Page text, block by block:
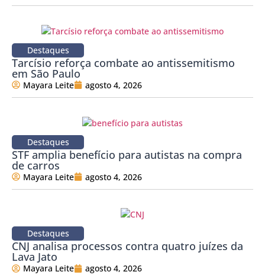
Destaques
Tarcísio reforça combate ao antissemitismo
em São Paulo
Mayara Leite agosto 4, 2026
Destaques
STF amplia benefício para autistas na compra
de carros
Mayara Leite agosto 4, 2026
Destaques
CNJ analisa processos contra quatro juízes da
Lava Jato
Mayara Leite agosto 4, 2026